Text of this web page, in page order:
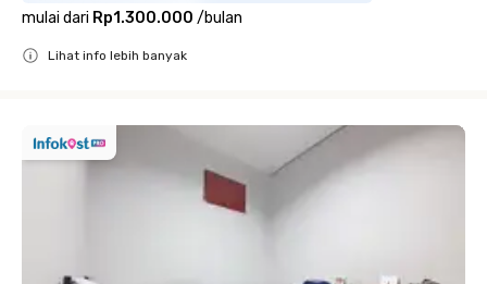
mulai dari Rp1.300.000 /bulan
Lihat info lebih banyak